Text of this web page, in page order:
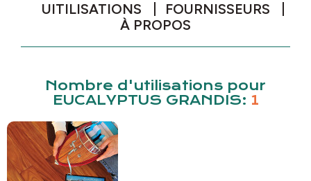
UITILISATIONS
FOURNISSEURS
À PROPOS
Nombre d'utilisations pour
EUCALYPTUS GRANDIS: 1